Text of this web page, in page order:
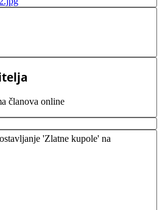
članova online
'Zlatne kupole' na